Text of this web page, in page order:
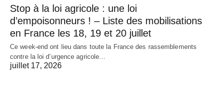
Stop à la loi agricole : une loi
d’empoisonneurs ! – Liste des mobilisations
en France les 18, 19 et 20 juillet
Ce week-end ont lieu dans toute la France des rassemblements
contre la loi d’urgence agricole…
juillet 17, 2026